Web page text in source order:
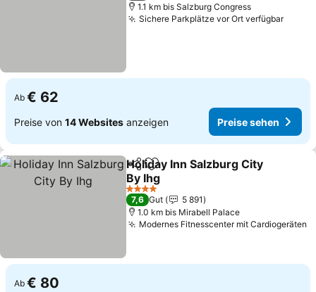
1.1 km bis Salzburg Congress
Sichere Parkplätze vor Ort verfügbar
Ab € 62
Preise von 14 Websites anzeigen Preise sehen
TeilenZu Favoriten hinzufügen
Holiday Inn Salzburg City
By Ihg
Preise sehen
4 Sterne
7,6 Gut
5 891
1.0 km bis Mirabell Palace
Modernes Fitnesscenter mit Cardiogeräten
Ab € 80